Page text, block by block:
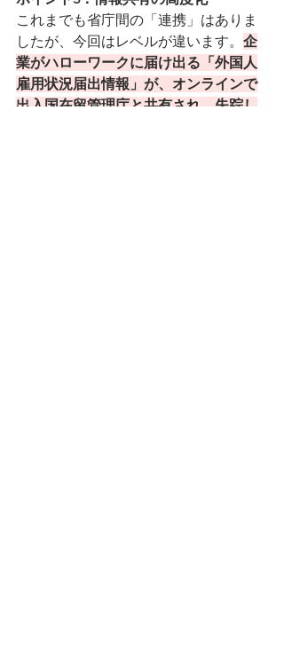
これまでも省庁間の「連携」はありま
したが、今回はレベルが違います。 企
業がハローワークに届け出る「外国人
雇用状況届出情報」が、オンラインで
出入国在留管理庁と共有され、失踪し